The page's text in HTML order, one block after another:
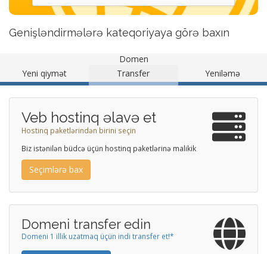
Genişləndirmələrə kateqoriyaya görə baxın
Domen
Yeni qiymət
Transfer Yeniləmə
Veb hostinq əlavə et
Hostinq paketlərindən birini seçin
Biz istənilən büdcə üçün hostinq paketlərinə malikik
Seçimlərə bax
Domeni transfer edin
Domeni 1 illik uzatmaq üçün indi transfer et!*